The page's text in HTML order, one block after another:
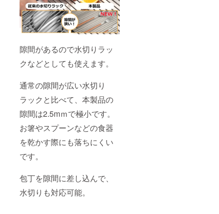
隙間があるので水切りラッ
クなどとしても使えます。
通常の隙間が広い水切り
ラックと比べて、本製品の
隙間は2.5mｍで極小です。
お箸やスプーンなどの食器
を乾かす際にも落ちにくい
です。
包丁を隙間に差し込んで、
水切りも対応可能。